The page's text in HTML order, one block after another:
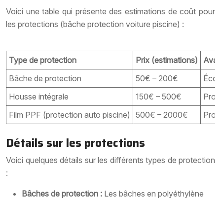
Voici une table qui présente des estimations de coût pour
les protections (bâche protection voiture piscine) :
Type de protection Prix (estimations)
Bâche de protection
50€ – 200€
Housse intégrale
150€ – 500€
Film PPF (protection auto piscine)
500€ – 2000€
Détails sur les protections
Voici quelques détails sur les différents types de protection
:
Bâches de protection : Les bâches en polyéthylène